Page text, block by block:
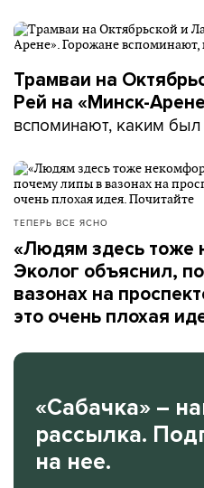
Трамваи на
Рей на «Минск-
вспоминают, каким
ТЕПЕРЬ ВСЕ ЯСНО
«Людям здесь тоже
Эколог объяснил,
вазонах на
это очень плохая
«Сабачка» –
рассылка.
на нее.